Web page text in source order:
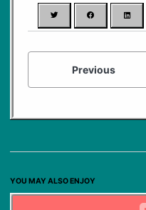
Facebook
Previous
YOU MAY ALSO ENJOY